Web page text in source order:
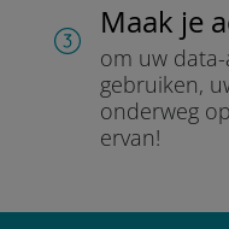
Maak je
om uw
gebruiken,
onderweg
ervan!